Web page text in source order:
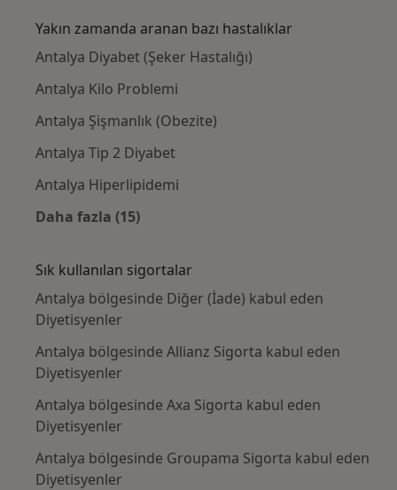
Yakın zamanda aranan bazı hastalıklar
Antalya Diyabet (Şeker Hastalığı)
Antalya Kilo Problemi
Antalya Şişmanlık (Obezite)
Antalya Tip 2 Diyabet
Antalya Hiperlipidemi
Daha fazla (15)
Sık kullanılan sigortalar
Antalya bölgesinde Diğer (İade) kabul eden
Diyetisyenler
Antalya bölgesinde Allianz Sigorta kabul eden
Diyetisyenler
Antalya bölgesinde Axa Sigorta kabul eden
Diyetisyenler
Antalya bölgesinde Groupama Sigorta kabul eden
Diyetisyenler